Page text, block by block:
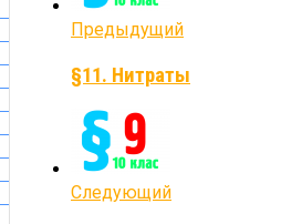
Предыдущий
§11. Нитраты
Следующий